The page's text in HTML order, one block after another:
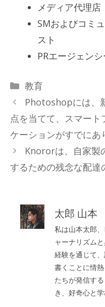
メディア代理
SMおよびコミ
スト
PRエージェン
カ
テ
リ
ー
教育
Photoshopには、
点を当てて、スマート
ケーションがすでにあ
Knororは、自家製
するための残念な配達
太郎 山本
私は山本太郎
ャーナリズム
経験を通じて
書くことに情
たちが発信す
き、好奇心と